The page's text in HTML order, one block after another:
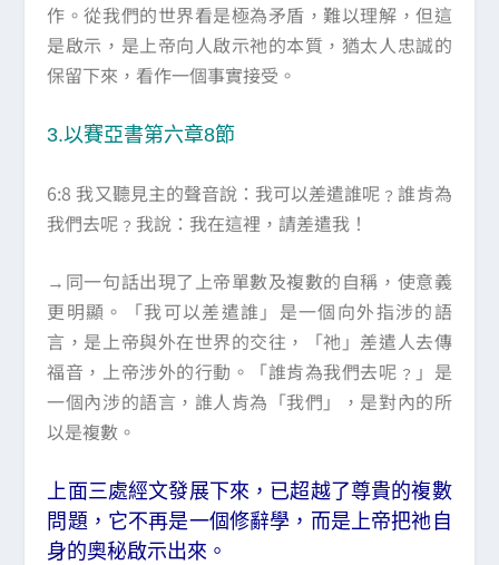
作。從我們的世界看是極為矛盾，難以理解，但這
是啟示，是上帝向人啟示祂的本質，猶太人忠誠的
保留下來，看作一個事實接受。
3.以賽亞書第六章8節
6:8 我又聽見主的聲音說：我可以差遣誰呢﹖誰肯為
我們去呢﹖我說：我在這裡，請差遣我！
→同一句話出現了上帝單數及複數的自稱，使意義
更明顯。「我可以差遣誰」是一個向外指涉的語
言，是上帝與外在世界的交往，「祂」差遣人去傳
福音，上帝涉外的行動。「誰肯為我們去呢﹖」是
一個內涉的語言，誰人肯為「我們」，是對內的所
以是複數。
上面三處經文發展下來，已超越了尊貴的複數
問題，它不再是一個修辭學，而是上帝把祂自
身的奧秘啟示出來。